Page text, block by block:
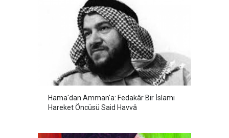
Hama'dan Amman'a: Fedakâr Bir İslami
Hareket Öncüsü Said Havvâ